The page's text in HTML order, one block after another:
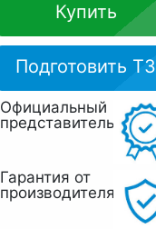
Купить
Подготовить ТЗ
Официальный
представитель
Гарантия от
производителя